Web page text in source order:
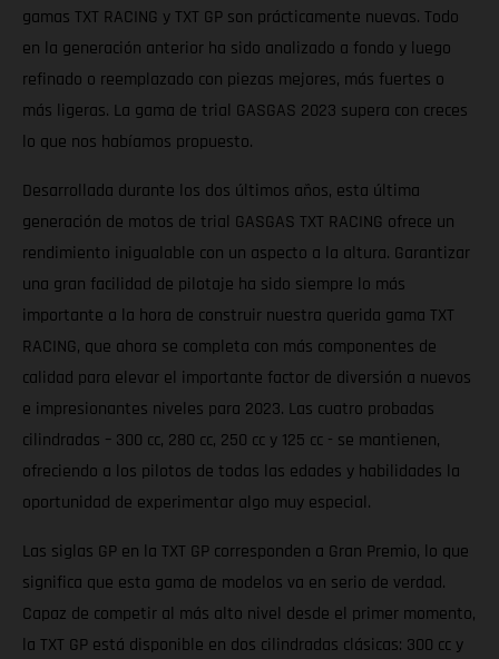
gamas TXT RACING y TXT GP son prácticamente nuevas. Todo
en la generación anterior ha sido analizado a fondo y luego
refinado o reemplazado con piezas mejores, más fuertes o
más ligeras. La gama de trial GASGAS 2023 supera con creces
lo que nos habíamos propuesto.
Desarrollada durante los dos últimos años, esta última
generación de motos de trial GASGAS TXT RACING ofrece un
rendimiento inigualable con un aspecto a la altura. Garantizar
una gran facilidad de pilotaje ha sido siempre lo más
importante a la hora de construir nuestra querida gama TXT
RACING, que ahora se completa con más componentes de
calidad para elevar el importante factor de diversión a nuevos
e impresionantes niveles para 2023. Las cuatro probadas
cilindradas – 300 cc, 280 cc, 250 cc y 125 cc - se mantienen,
ofreciendo a los pilotos de todas las edades y habilidades la
oportunidad de experimentar algo muy especial.
Las siglas GP en la TXT GP corresponden a Gran Premio, lo que
significa que esta gama de modelos va en serio de verdad.
Capaz de competir al más alto nivel desde el primer momento,
la TXT GP está disponible en dos cilindradas clásicas: 300 cc y